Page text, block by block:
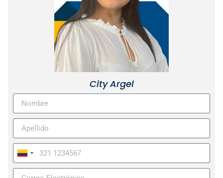
City Argel
Colombia
+57